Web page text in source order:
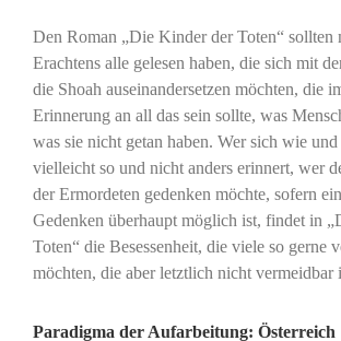
Den Roman „Die Kinder der Toten“ sollten
Erachtens alle gelesen haben, die sich mit
die Shoah auseinandersetzen möchten, die
Erinnerung an all das sein sollte, was
was sie nicht getan haben. Wer sich wie
vielleicht so und nicht anders erinnert, wer
der Ermordeten gedenken möchte, sofern
Gedenken überhaupt möglich ist, findet in
Toten“ die Besessenheit, die viele so gerne
möchten, die aber letztlich nicht vermeidbar
Paradigma der Aufarbeitung: Österreich